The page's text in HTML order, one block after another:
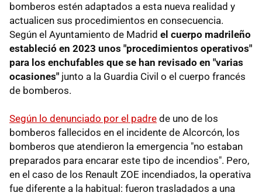
bomberos estén adaptados a esta nueva realidad y
actualicen sus procedimientos en consecuencia.
Según el Ayuntamiento de Madrid el cuerpo madrileño
estableció en 2023 unos "procedimientos operativos"
para los enchufables que se han revisado en "varias
ocasiones" junto a la Guardia Civil o el cuerpo francés
de bomberos.
Según lo denunciado por el padre de uno de los
bomberos fallecidos en el incidente de Alcorcón, los
bomberos que atendieron la emergencia "no estaban
preparados para encarar este tipo de incendios". Pero,
en el caso de los Renault ZOE incendiados, la operativa
fue diferente a la habitual: fueron trasladados a una